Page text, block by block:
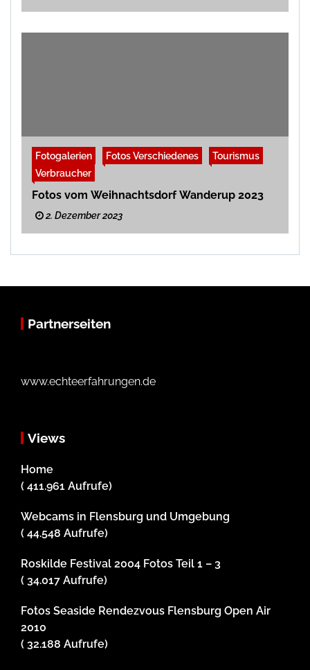
Fotogalerien Fotos Verschiedenes
Tourismus
Verbraucher
Fotos vom Weihnachtsdorf Wanderup 2023
2. Dezember 2023
Partnerseiten
www.echteerfahrungen.de
Views
Home
( 411.961 Aufrufe)
Webcams in Flensburg und Umgebung
( 44.548 Aufrufe)
Roskilde Festival 2004 Fotos Teil 1 – 3
( 34.017 Aufrufe)
Fotos Seaside Rendezvous Flensburg Open Air
2010
( 32.188 Aufrufe)